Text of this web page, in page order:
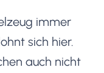
immer
sich hier.
auch nicht